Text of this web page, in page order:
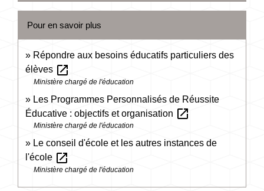
Pour en savoir plus
Répondre aux besoins éducatifs particuliers des
élèves open_in_new
Ministère chargé de l'éducation
Les Programmes Personnalisés de Réussite
Éducative : objectifs et organisation open_in_new
Ministère chargé de l'éducation
Le conseil d'école et les autres instances de
l'école open_in_new
Ministère chargé de l'éducation